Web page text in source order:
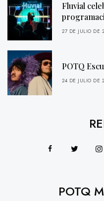
Fluvial
27 DE JULIO DE
POTQ
24 DE JULIO DE
POTQ